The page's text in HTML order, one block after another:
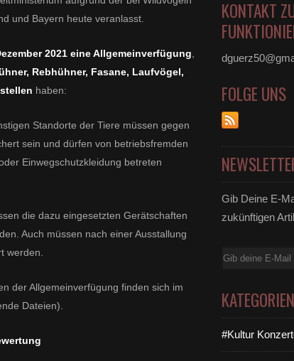
und Bayern heute veranlasst.
2021 eine Allgemeinverfügung
Rebhühner, Fasane, Laufvögel,
haben:
Standorte der Tiere müssen gegen
sein und dürfen von betriebsfremden
Einwegschutzkleidung betreten
die dazu eingesetzten Gerätschaften
Auch müssen nach einer Ausstallung
werden.
der Allgemeinverfügung finden sich im
Dateien).
KONTAKT
FOLGE UNS
Gib Deine E-
zukünftigen
E-
KATEGORIEN
#Kultur